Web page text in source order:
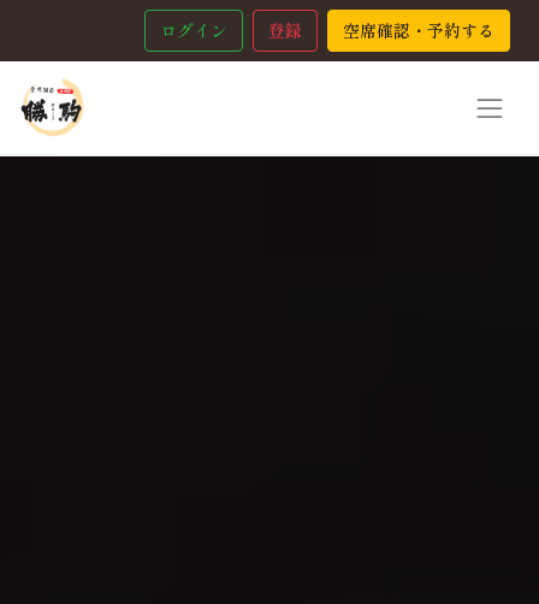
ログイン 登録 空席確認・予約する